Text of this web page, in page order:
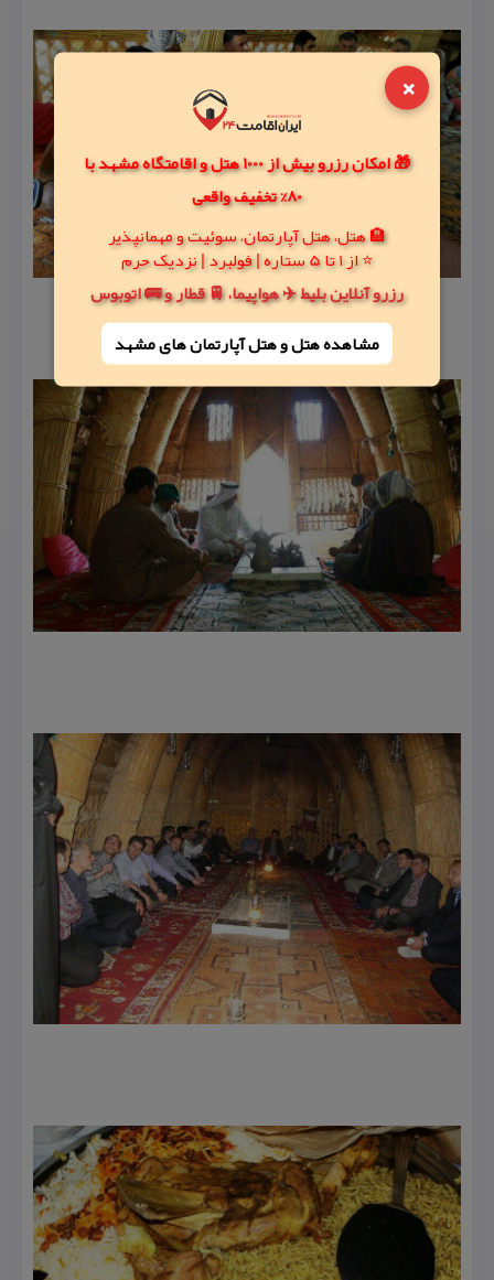
×
🎁 امکان رزرو بیش از 1000 هتل و اقامتگاه مشهد با
80% تخفیف واقعی
🏨 هتل، هتل آپارتمان، سوئیت و مهمانپذیر
⭐ از 1 تا 5 ستاره | فولبرد | نزدیک حرم
رزرو آنلاین بلیط ✈️ هواپیما، 🚆 قطار و 🚌 اتوبوس
مشاهده هتل و هتل‌ آپارتمان های مشهد